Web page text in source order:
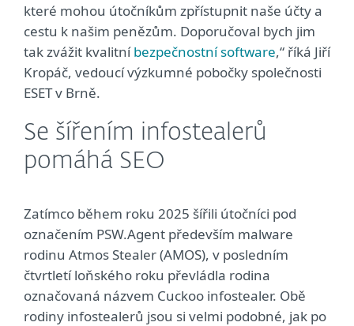
které mohou útočníkům zpřístupnit naše účty a
cestu k našim penězům. Doporučoval bych jim
tak zvážit kvalitníbezpečnostní software,“ říká Jiří
Kropáč, vedoucí výzkumné pobočky společnosti
ESET v Brně.
Se šířením infostealerů
pomáhá SEO
Zatímco během roku 2025 šířili útočníci pod
označením PSW.Agent především malware
rodinu Atmos Stealer (AMOS), v posledním
čtvrtletí loňského roku převládla rodina
označovaná názvem Cuckoo infostealer. Obě
rodiny infostealerů jsou si velmi podobné, jak po